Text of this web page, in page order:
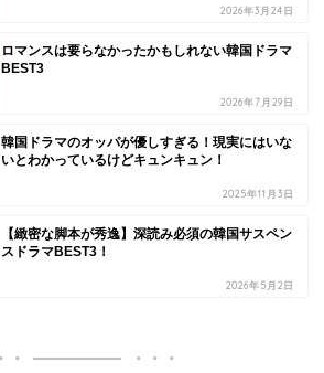
2026年3月24日
ロマンスは要らなかったかもしれない韓国ドラマ
BEST3
2026年7月29日
韓国ドラマのオッパが優しすぎる！現実にはいな
いとわかっているけどキュンキュン！
2025年11月3日
【緻密な脚本が秀逸】深読み必須の韓国サスペン
スドラマBEST3！
2026年5月2日